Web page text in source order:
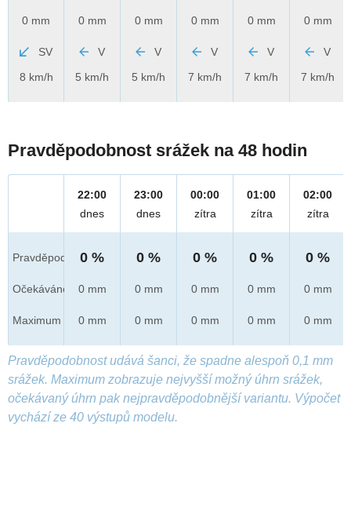
0 mm
SV
8 km/h
0 mm
V
5 km/h
0 mm
V
5 km/h
0 mm
V
7 km/h
0 mm
V
7 km/h
0 mm
V
7 km/h
Pravděpodobnost srážek na 48 hodin
Pravděpod.
Očekáváno
Maximum
22:00
dnes
0 %
0 mm
0 mm
23:00
dnes
0 %
0 mm
0 mm
00:00
zítra
0 %
0 mm
0 mm
01:00
zítra
0 %
0 mm
0 mm
02:00
zítra
0 %
0 mm
0 mm
Pravděpodobnost udává šanci, že spadne alespoň 0,1 mm
srážek. Maximum zobrazuje nejvyšší možný úhrn srážek,
očekávaný úhrn pak nejpravděpodobnější variantu. Výpočet
vychází ze 40 výstupů modelu.